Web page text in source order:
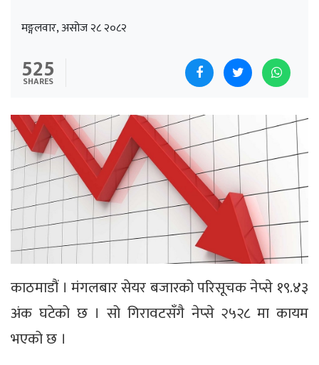
मङ्गलवार, असोज २८ २०८२
525
SHARES
काठमाडौं । मंगलबार सेयर बजारको परिसूचक नेप्से १९.४३
अंक घटेको छ । सो गिरावटसँगै नेप्से २५२८ मा कायम
भएको छ ।